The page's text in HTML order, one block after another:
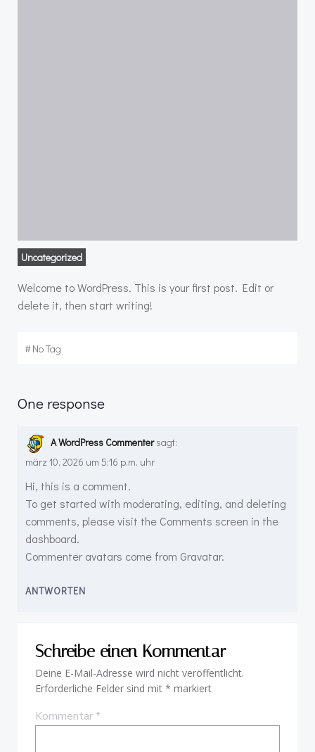
Uncategorized
Welcome to WordPress. This is your first post. Edit or
delete it, then start writing!
#No Tag
One response
A WordPress Commenter sagt:
märz 10, 2026 um 5:16 p.m. uhr
Hi, this is a comment.
To get started with moderating, editing, and deleting
comments, please visit the Comments screen in the
dashboard.
Commenter avatars come from Gravatar.
ANTWORTEN
Schreibe einen Kommentar
Deine E-Mail-Adresse wird nicht veröffentlicht.
Erforderliche Felder sind mit * markiert
Kommentar*